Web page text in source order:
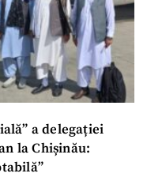
a delegației
la Chișinău: